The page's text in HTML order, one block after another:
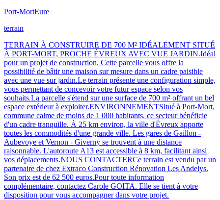
Port-MortEure
terrain
TERRAIN À CONSTRUIRE DE 700 M² IDÉALEMENT SITUÉ
À PORT-MORT, PROCHE ÉVREUX AVEC VUE JARDIN.Idéal
pour un projet de construction. Cette parcelle vous offre la
possibilité de bâtir une maison sur mesure dans un cadre paisible
avec une vue sur jardin.Le terrain présente une configuration simple,
vous permettant de concevoir votre futur espace selon vos
souhaits.La parcelle s'étend sur une surface de 700 m² offrant un bel
espace extérieur à exploiter.ENVIRONNEMENTSitué à Port-Mort,
commune calme de moins de 1 000 habitants, ce secteur bénéficie
d'un cadre tranquille. À 25 km environ, la ville d'Évreux apporte
toutes les commodités d'une grande ville. Les gares de Gaillon -
Aubevoye et Vernon - Giverny se trouvent à une distance
raisonnable. L'autoroute A13 est accessible à 8 km, facilitant ainsi
vos déplacements.NOUS CONTACTERCe terrain est vendu par un
partenaire de chez Extraco Construction Rénovation Les Andelys.
Son prix est de 62 500 euros.Pour toute information
complémentaire, contactez Carole GOITA. Elle se tient à votre
disposition pour vous accompagner dans votre projet.